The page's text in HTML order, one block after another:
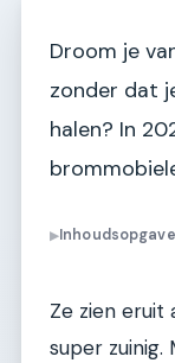
Droom je
zonder dat
halen? In
▶Inhoudsopgave
Ze zien eruit
super zuinig.